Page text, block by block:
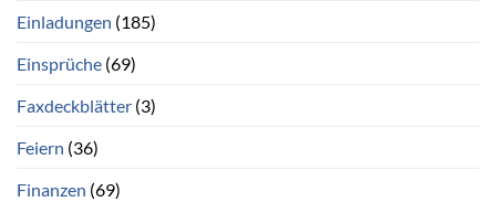
Einladungen (185)
Einsprüche (69)
Faxdeckblätter (3)
Feiern (36)
Finanzen (69)